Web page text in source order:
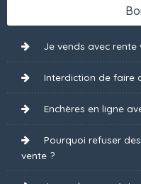
Je vends avec rente
Interdiction de faire
Enchères en ligne
Pourquoi refuser
vente ?